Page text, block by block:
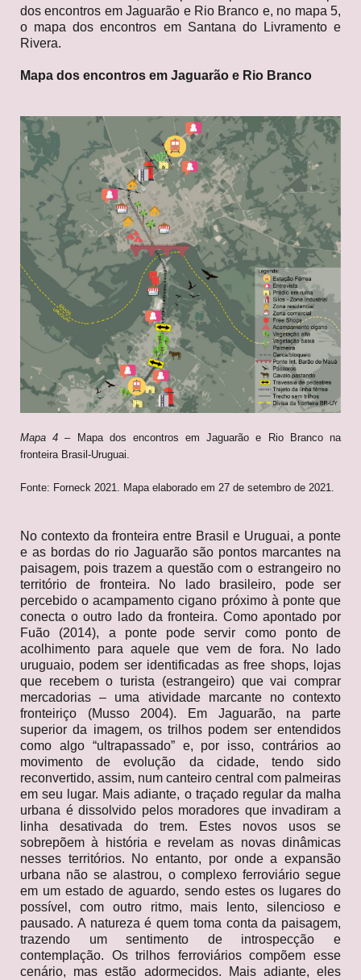
dos encontros em Jaguarão e Rio Branco e, no mapa 5,
o mapa dos encontros em Santana do Livramento e
Rivera.
Mapa dos encontros em Jaguarão e Rio Branco
Mapa 4– Mapa dos encontros em Jaguarão e Rio Branco na
fronteira Brasil-Uruguai.
Fonte: Forneck 2021. Mapa elaborado em 27 de setembro de 2021.
No contexto da fronteira entre Brasil e Uruguai, a ponte
e as bordas do rio Jaguarão são pontos marcantes na
paisagem, pois trazem a questão com o estrangeiro no
território de fronteira. No lado brasileiro, pode ser
percebido o acampamento cigano próximo à ponte que
conecta o outro lado da fronteira. Como apontado por
Fuão (2014), a ponte pode servir como ponto de
acolhimento para aquele que vem de fora. No lado
uruguaio, podem ser identificadas as free shops, lojas
que recebem o turista (estrangeiro) que vai comprar
mercadorias – uma atividade marcante no contexto
fronteiriço (Musso 2004). Em Jaguarão, na parte
superior da imagem, os trilhos podem ser entendidos
como algo “ultrapassado” e, por isso, contrários ao
movimento de evolução da cidade, tendo sido
reconvertido, assim, num canteiro central com palmeiras
em seu lugar. Mais adiante, o traçado regular da malha
urbana é dissolvido pelos moradores que invadiram a
linha desativada do trem. Estes novos usos se
sobrepõem à história e revelam as novas dinâmicas
nesses territórios. No entanto, por onde a expansão
urbana não se alastrou, o complexo ferroviário segue
em um estado de aguardo, sendo estes os lugares do
possível, com outro ritmo, mais lento, silencioso e
pausado. A natureza é quem toma conta da paisagem,
trazendo um sentimento de introspecção e
contemplação. Os trilhos ferroviários compõem esse
cenário, mas estão adormecidos. Mais adiante, eles